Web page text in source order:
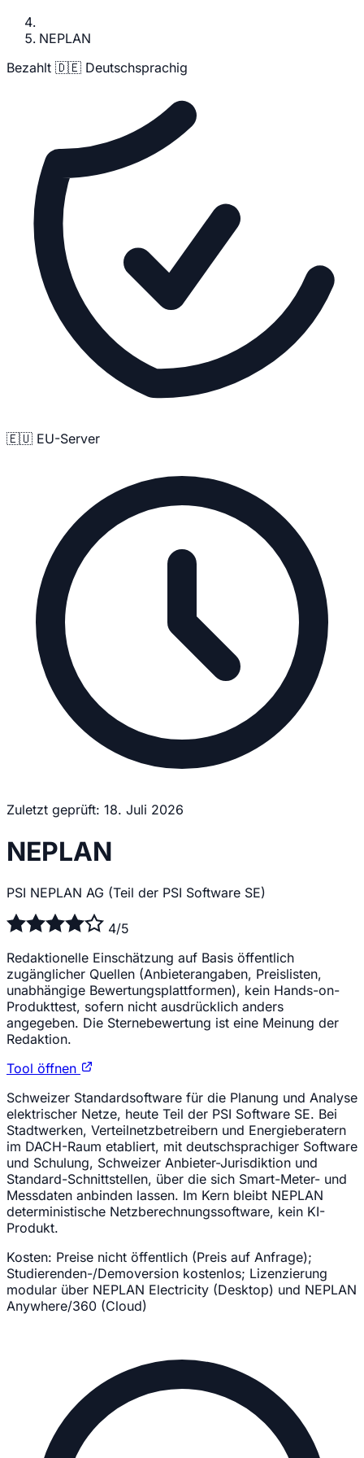
NEPLAN
Bezahlt 🇩🇪 Deutschsprachig
🇪🇺 EU-Server
Zuletzt geprüft: 18. Juli 2026
NEPLAN
PSI NEPLAN AG (Teil der PSI Software SE)
4/5
Redaktionelle Einschätzung auf Basis öffentlich
zugänglicher Quellen (Anbieterangaben, Preislisten,
unabhängige Bewertungsplattformen), kein Hands-on-
Produkttest, sofern nicht ausdrücklich anders
angegeben. Die Sternebewertung ist eine Meinung der
Redaktion.
Tool öffnen
Schweizer Standardsoftware für die Planung und Analyse
elektrischer Netze, heute Teil der PSI Software SE. Bei
Stadtwerken, Verteilnetzbetreibern und Energieberatern
im DACH-Raum etabliert, mit deutschsprachiger Software
und Schulung, Schweizer Anbieter-Jurisdiktion und
Standard-Schnittstellen, über die sich Smart-Meter- und
Messdaten anbinden lassen. Im Kern bleibt NEPLAN
deterministische Netzberechnungssoftware, kein KI-
Produkt.
Kosten: Preise nicht öffentlich (Preis auf Anfrage);
Studierenden-/Demoversion kostenlos; Lizenzierung
modular über NEPLAN Electricity (Desktop) und NEPLAN
Anywhere/360 (Cloud)